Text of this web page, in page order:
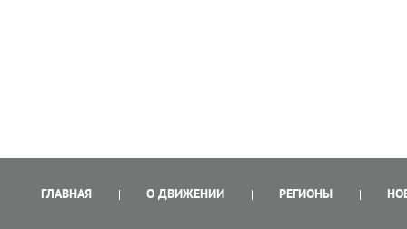
ГЛАВНАЯ О ДВИЖЕНИИ РЕГИОНЫ